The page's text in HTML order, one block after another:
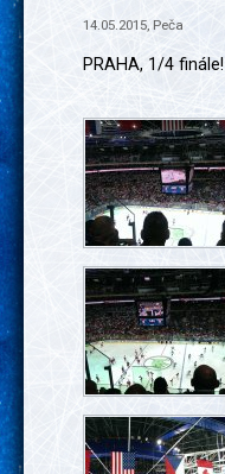
14.05.2015, Peča
PRAHA, 1/4 finále!